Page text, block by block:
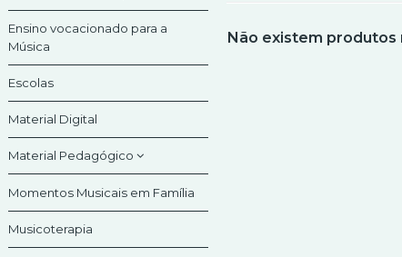
Ensino vocacionado para a
Música
Escolas
Material Digital
Material Pedagógico
Jogos Flauta Mágica
KitOrff
Momentos Musicais em Família
Musicoterapia
Não existem